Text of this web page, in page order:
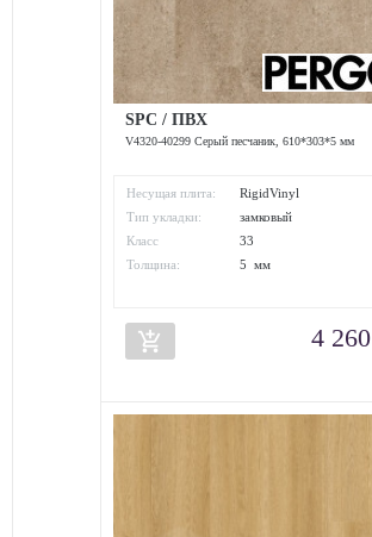
SPC / ПВХ
V4320-40299 Серый песчаник, 610*303*5 мм
Несущая плита:
RigidVinyl
Тип укладки:
замковый
Класс
износостойкости:
33
Толщина:
5 мм
add_shopping_cart 4 260